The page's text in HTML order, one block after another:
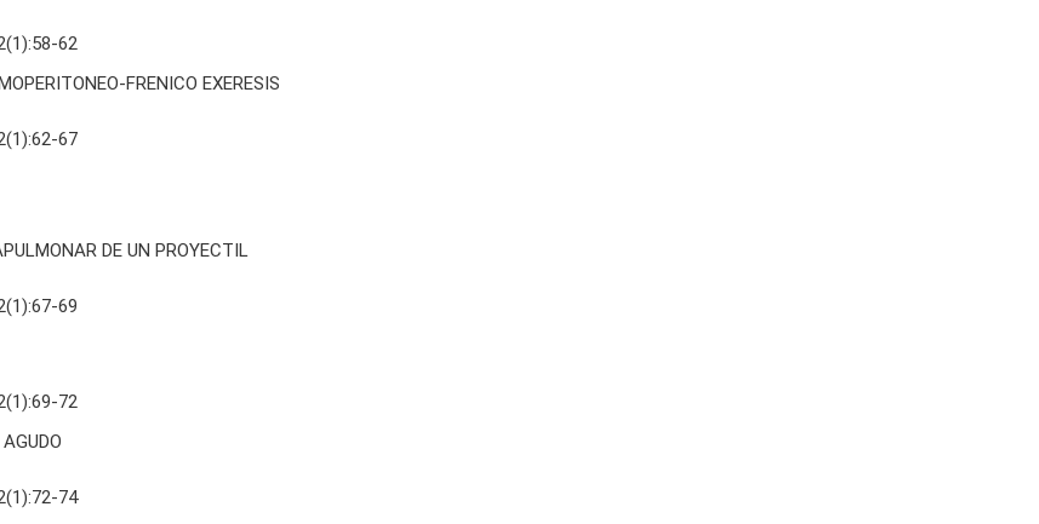
62
FRENICO EXERESIS
67
DE UN PROYECTIL
69
72
74